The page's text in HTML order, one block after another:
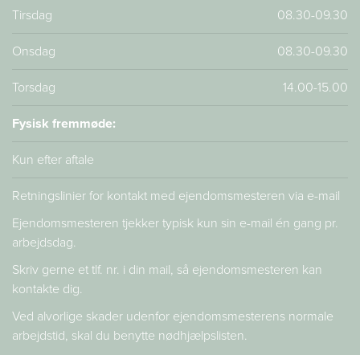
Tirsdag 08.30-09.30
Onsdag 08.30-09.30
Torsdag 14.00-15.00
Fysisk fremmøde:
Kun efter aftale
Retningslinier for kontakt med ejendomsmesteren via e-mail
Ejendomsmesteren tjekker typisk kun sin e-mail én gang pr.
arbejdsdag.
Skriv gerne et tlf. nr. i din mail, så ejendomsmesteren kan
kontakte dig.
Ved alvorlige skader udenfor ejendomsmesterens normale
arbejdstid, skal du benytte nødhjælpslisten.